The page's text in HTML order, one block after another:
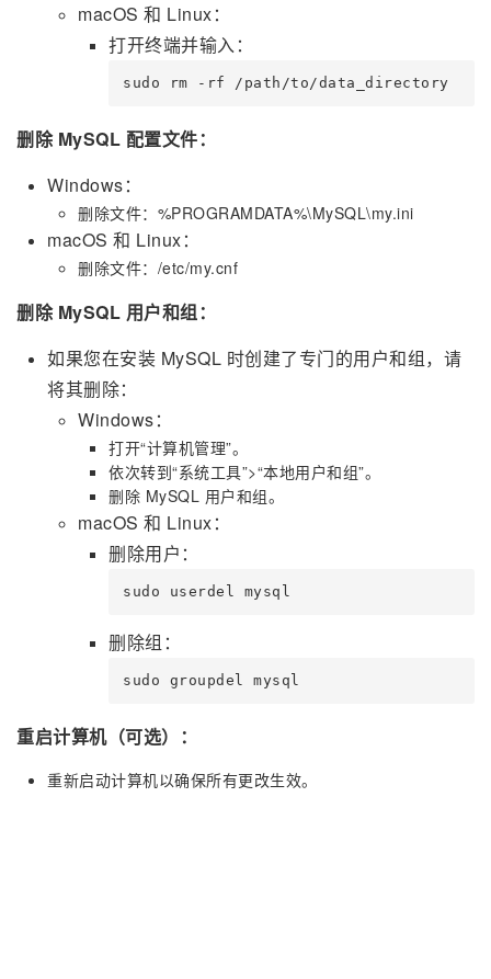
macOS 和 Linux：
打开终端并输入：
sudo rm -rf /path/to/data_directory
删除 MySQL 配置文件：
Windows：
删除文件：%PROGRAMDATA%\MySQL\my.ini
macOS 和 Linux：
删除文件：/etc/my.cnf
删除 MySQL 用户和组：
如果您在安装 MySQL 时创建了专门的用户和组，请
将其删除：
Windows：
打开“计算机管理”。
依次转到“系统工具”>“本地用户和组”。
删除 MySQL 用户和组。
macOS 和 Linux：
删除用户：
sudo userdel mysql
删除组：
sudo groupdel mysql
重启计算机（可选）：
重新启动计算机以确保所有更改生效。